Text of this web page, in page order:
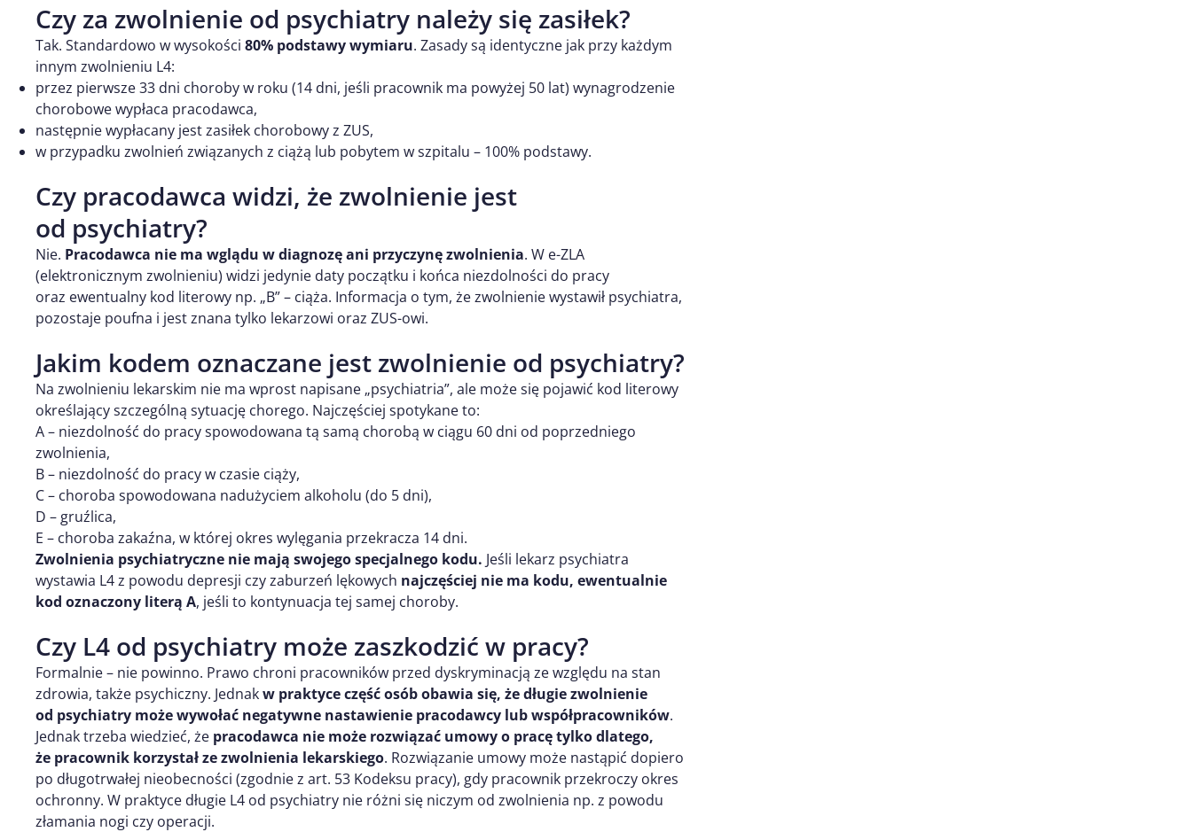
Czy za zwolnienie od psychiatry należy się zasiłek?
Tak. Standardowo w wysokości 80% podstawy wymiaru. Zasady są identyczne jak przy każdym
innym zwolnieniu L4:
przez pierwsze 33 dni choroby w roku (14 dni, jeśli pracownik ma powyżej 50 lat) wynagrodzenie
chorobowe wypłaca pracodawca,
następnie wypłacany jest zasiłek chorobowy z ZUS,
w przypadku zwolnień związanych z ciążą lub pobytem w szpitalu – 100% podstawy.
Czy pracodawca widzi, że zwolnienie jest
od psychiatry?
Nie. Pracodawca nie ma wglądu w diagnozę ani przyczynę zwolnienia. W e-ZLA
(elektronicznym zwolnieniu) widzi jedynie daty początku i końca niezdolności do pracy
oraz ewentualny kod literowy np. „B” – ciąża. Informacja o tym, że zwolnienie wystawił psychiatra,
pozostaje poufna i jest znana tylko lekarzowi oraz ZUS-owi.
Jakim kodem oznaczane jest zwolnienie od psychiatry?
Na zwolnieniu lekarskim nie ma wprost napisane „psychiatria”, ale może się pojawić kod literowy
określający szczególną sytuację chorego. Najczęściej spotykane to:
A – niezdolność do pracy spowodowana tą samą chorobą w ciągu 60 dni od poprzedniego
zwolnienia,
B – niezdolność do pracy w czasie ciąży,
C – choroba spowodowana nadużyciem alkoholu (do 5 dni),
D – gruźlica,
E – choroba zakaźna, w której okres wylęgania przekracza 14 dni.
Zwolnienia psychiatryczne nie mają swojego specjalnego kodu. Jeśli lekarz psychiatra
wystawia L4 z powodu depresji czy zaburzeń lękowych najczęściej nie ma kodu, ewentualnie
kod oznaczony literą A, jeśli to kontynuacja tej samej choroby.
Czy L4 od psychiatry może zaszkodzić w pracy?
Formalnie – nie powinno. Prawo chroni pracowników przed dyskryminacją ze względu na stan
zdrowia, także psychiczny. Jednakw praktyce część osób obawia się, że długie zwolnienie
od psychiatry może wywołać negatywne nastawienie pracodawcy lub współpracowników.
Jednak trzeba wiedzieć, że pracodawca nie może rozwiązać umowy o pracę tylko dlatego,
że pracownik korzystał ze zwolnienia lekarskiego. Rozwiązanie umowy może nastąpić dopiero
po długotrwałej nieobecności (zgodnie z art. 53 Kodeksu pracy), gdy pracownik przekroczy okres
ochronny. W praktyce długie L4 od psychiatry nie różni się niczym od zwolnienia np. z powodu
złamania nogi czy operacji.